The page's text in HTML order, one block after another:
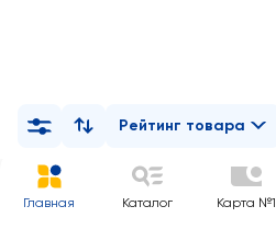
Рейтинг товара
Главная Каталог Карта №1